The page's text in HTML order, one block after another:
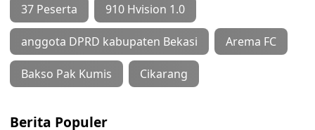
37 Peserta 910 Hvision 1.0
anggota DPRD kabupaten Bekasi Arema FC
Bakso Pak Kumis Cikarang
Berita Populer